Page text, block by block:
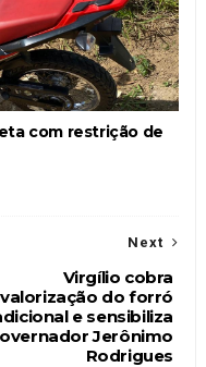
com restrição de
Next
Virgílio cobra
valorização do forró
e sensibiliza
Jerônimo
Rodrigues